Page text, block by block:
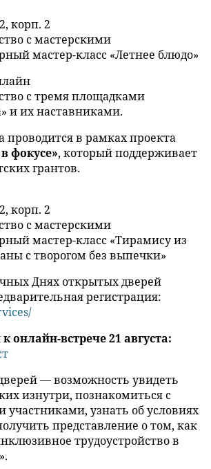
корп. 2
с мастерскими
мастер-класс «Летнее блюдо»
с тремя площадками
и их наставниками.
проводится в рамках проекта
фокусе», который поддерживает
грантов.
корп. 2
с мастерскими
мастер-класс «Тирамису из
с творогом без выпечки»
Днях открытых дверей
регистрация:
онлайн-встрече 21 августа:
— возможность увидеть
изнутри, познакомиться с
участниками, узнать об условиях
представление о том, как
трудоустройство в